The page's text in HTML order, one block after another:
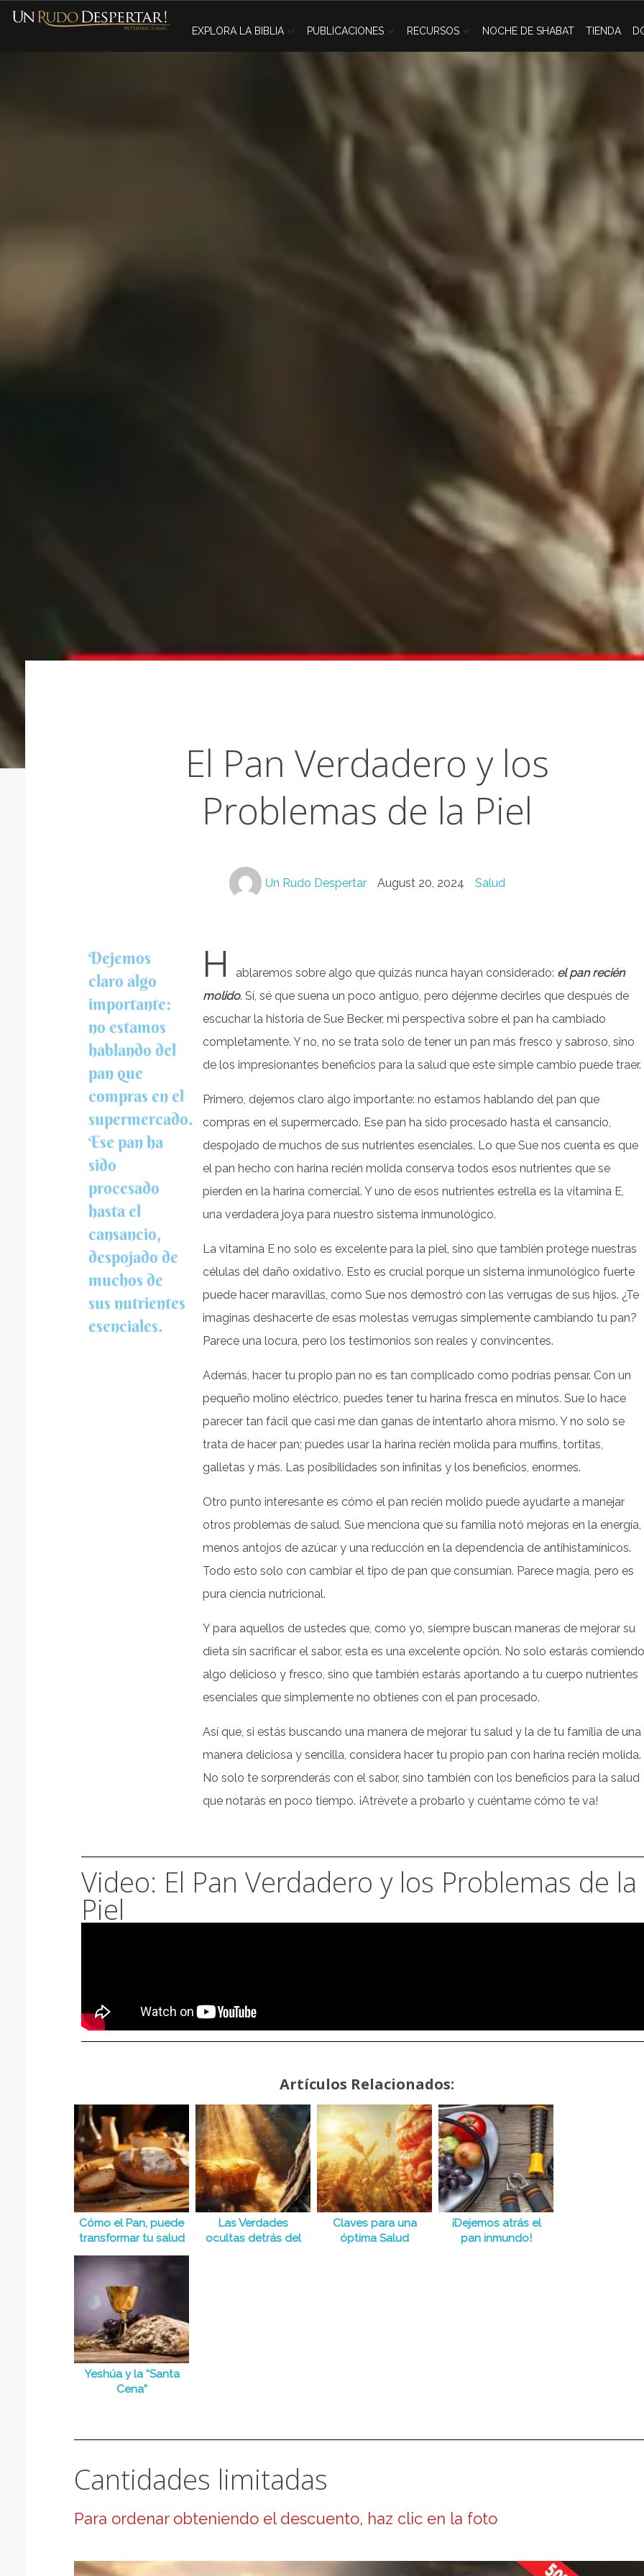
EXPLORA LA BIBLIA PUBLICACIONES RECURSOS NOCHE DE SHABAT TIENDA
El Pan Verdadero y los
Problemas de la Piel
Un Rudo Despertar August 20, 2024 Salud
Dejemos
claro algo
importante:
no estamos
hablando del
pan que
compras en el
supermercado.
Ese pan ha
sido
procesado
hasta el
cansancio,
despojado de
muchos de
sus nutrientes
esenciales.
H ablaremos sobre algo que quizás nunca hayan considerado: el pan recién
molido. Sí, sé que suena un poco antiguo, pero déjenme decirles que después de
escuchar la historia de Sue Becker, mi perspectiva sobre el pan ha cambiado
completamente. Y no, no se trata solo de tener un pan más fresco y sabroso, sino
de los impresionantes beneficios para la salud que este simple cambio puede traer.
Primero, dejemos claro algo importante: no estamos hablando del pan que
compras en el supermercado. Ese pan ha sido procesado hasta el cansancio,
despojado de muchos de sus nutrientes esenciales. Lo que Sue nos cuenta es que
el pan hecho con harina recién molida conserva todos esos nutrientes que se
pierden en la harina comercial. Y uno de esos nutrientes estrella es la vitamina E,
una verdadera joya para nuestro sistema inmunológico.
La vitamina E no solo es excelente para la piel, sino que también protege nuestras
células del daño oxidativo. Esto es crucial porque un sistema inmunológico fuerte
puede hacer maravillas, como Sue nos demostró con las verrugas de sus hijos. ¿Te
imaginas deshacerte de esas molestas verrugas simplemente cambiando tu pan?
Parece una locura, pero los testimonios son reales y convincentes.
Además, hacer tu propio pan no es tan complicado como podrías pensar. Con un
pequeño molino eléctrico, puedes tener tu harina fresca en minutos. Sue lo hace
parecer tan fácil que casi me dan ganas de intentarlo ahora mismo. Y no solo se
trata de hacer pan; puedes usar la harina recién molida para muffins, tortitas,
galletas y más. Las posibilidades son infinitas y los beneficios, enormes.
Otro punto interesante es cómo el pan recién molido puede ayudarte a manejar
otros problemas de salud. Sue menciona que su familia notó mejoras en la energía,
menos antojos de azúcar y una reducción en la dependencia de antihistamínicos.
Todo esto solo con cambiar el tipo de pan que consumían. Parece magia, pero es
pura ciencia nutricional.
Y para aquellos de ustedes que, como yo, siempre buscan maneras de mejorar su
dieta sin sacrificar el sabor, esta es una excelente opción. No solo estarás
algo delicioso y fresco, sino que también estarás aportando a tu cuerpo nutrientes
esenciales que simplemente no obtienes con el pan procesado.
Así que, si estás buscando una manera de mejorar tu salud y la de tu familia de una
manera deliciosa y sencilla, considera hacer tu propio pan con harina recién molida.
No solo te sorprenderás con el sabor, sino también con los beneficios para la salud
que notarás en poco tiempo. ¡Atrévete a probarlo y cuéntame cómo te va!
Video: El Pan Verdadero y los Problemas de la
Piel
Artículos Relacionados:
Cómo el Pan, puede
transformar tu salud
Las Verdades
ocultas detrás del
Claves para una
óptima Salud
¡Dejemos atrás el
pan inmundo!
Yeshúa y la “Santa
Cena”
Cantidades limitadas
Para ordenar obteniendo el descuento, haz clic en la foto